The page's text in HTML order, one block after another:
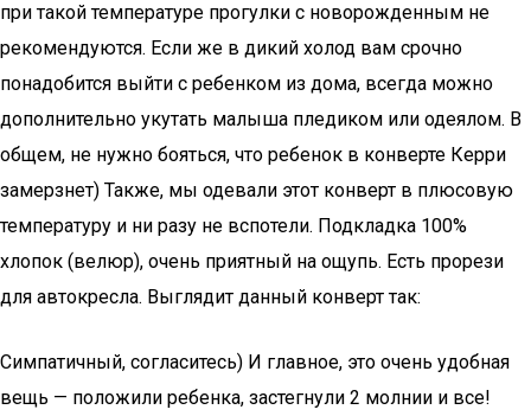
при такой температуре прогулки с новорожденным не
рекомендуются. Если же в дикий холод вам срочно
понадобится выйти с ребенком из дома, всегда можно
дополнительно укутать малыша пледиком или одеялом. В
общем, не нужно бояться, что ребенок в конверте Керри
замерзнет) Также, мы одевали этот конверт в плюсовую
температуру и ни разу не вспотели. Подкладка 100%
хлопок (велюр), очень приятный на ощупь. Есть прорези
для автокресла. Выглядит данный конверт так:
Симпатичный, согласитесь) И главное, это очень удобная
вещь — положили ребенка, застегнули 2 молнии и все!